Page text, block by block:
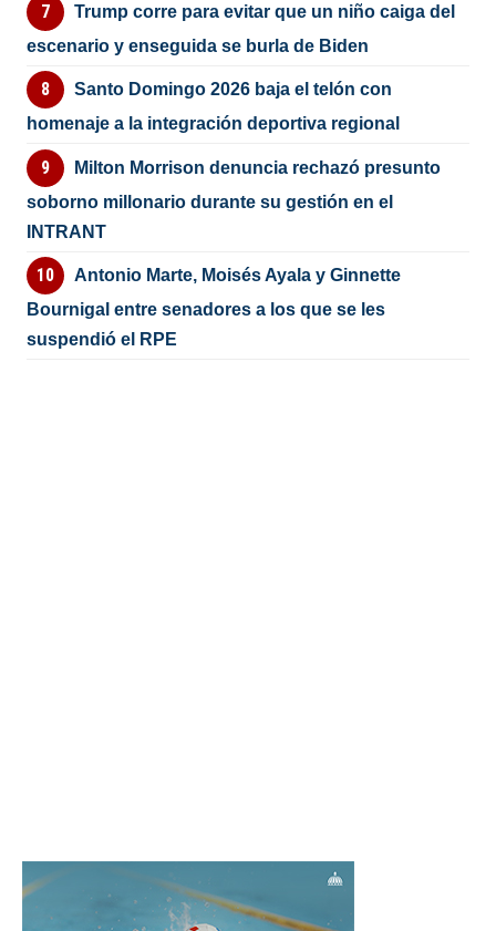
Trump corre para evitar que un niño caiga del
escenario y enseguida se burla de Biden
Santo Domingo 2026 baja el telón con
homenaje a la integración deportiva regional
Milton Morrison denuncia rechazó presunto
soborno millonario durante su gestión en el
INTRANT
Antonio Marte, Moisés Ayala y Ginnette
Bournigal entre senadores a los que se les
suspendió el RPE